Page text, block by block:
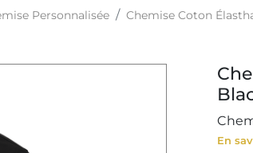
Personnalisée Chemise Coton
En